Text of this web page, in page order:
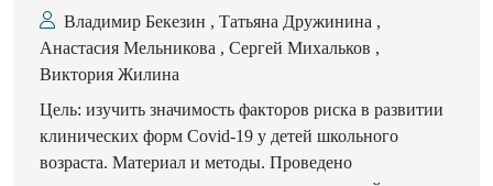
Владимир Бекезин , Татьяна Дружинина ,
Анастасия Мельникова , Сергей Михальков ,
Виктория Жилина
Цель: изучить значимость факторов риска в развитии
клинических форм Covid-19 у детей школьного
возраста. Материал и методы. Проведено